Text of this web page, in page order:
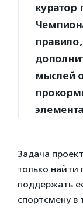
куратор
мыслей
Задача
только
поддержать
спортсмену в